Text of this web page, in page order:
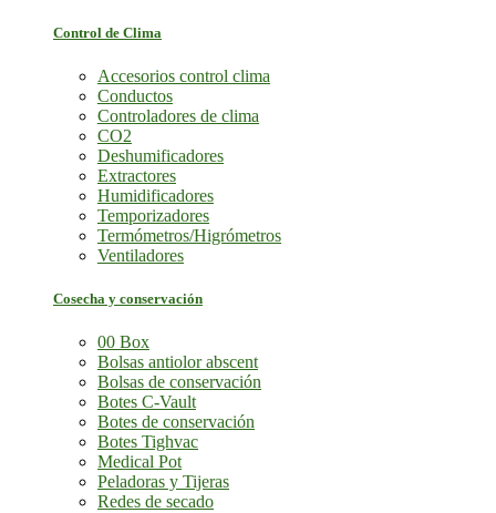
Control de Clima
Accesorios control clima
Conductos
Controladores de clima
CO2
Deshumificadores
Extractores
Humidificadores
Temporizadores
Termómetros/Higrómetros
Ventiladores
Cosecha y conservación
00 Box
Bolsas antiolor abscent
Bolsas de conservación
Botes C-Vault
Botes de conservación
Botes Tighvac
Medical Pot
Peladoras y Tijeras
Redes de secado